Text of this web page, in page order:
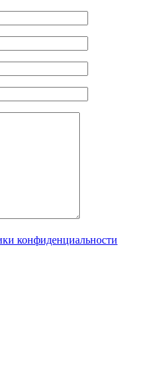
конфиденциальности